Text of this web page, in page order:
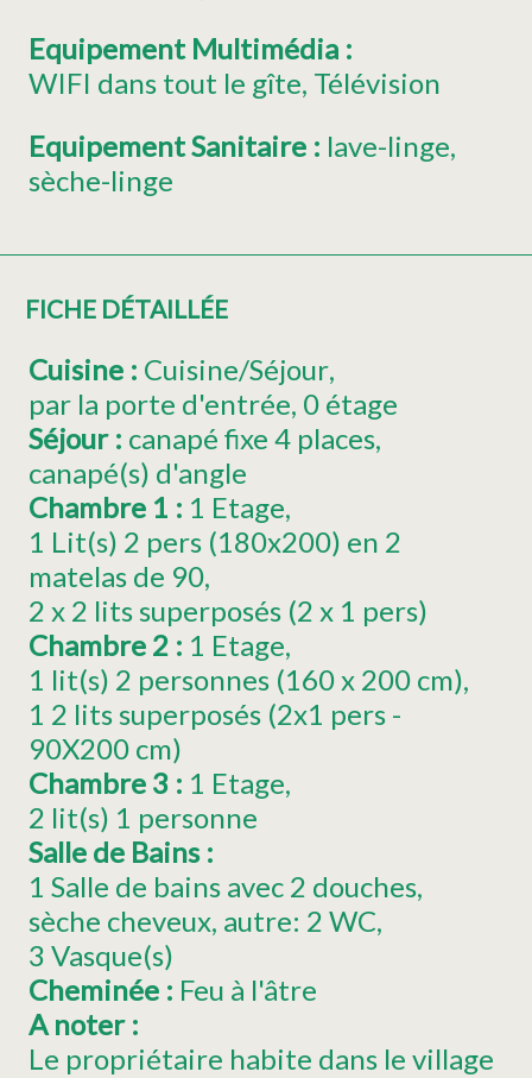
Equipement Multimédia :
WIFI dans tout le gîte Télévision
Equipement Sanitaire : lave-linge
sèche-linge
FICHE DÉTAILLÉE
Cuisine : Cuisine/Séjour
par la porte d'entrée 0 étage
Séjour : canapé fixe 4 places
canapé(s) d'angle
Chambre 1 : 1 Etage
1 Lit(s) 2 pers (180x200) en 2
matelas de 90
2 x 2 lits superposés (2 x 1 pers)
Chambre 2 : 1 Etage
1 lit(s) 2 personnes (160 x 200 cm)
1 2 lits superposés (2x1 pers -
90X200 cm)
Chambre 3 : 1 Etage
2 lit(s) 1 personne
Salle de Bains :
1 Salle de bains avec 2 douches
sèche cheveux autre: 2 WC
3 Vasque(s)
Cheminée : Feu à l'âtre
A noter :
Le propriétaire habite dans le village